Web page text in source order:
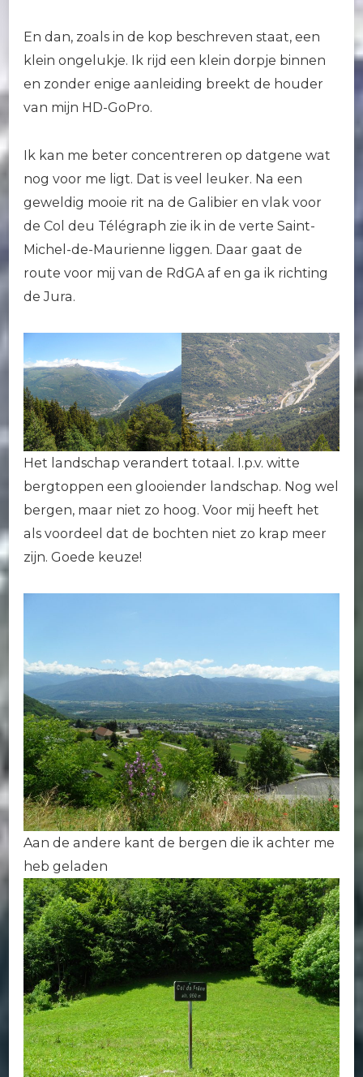
En dan, zoals in de kop beschreven staat, een
klein ongelukje. Ik rijd een klein dorpje binnen
en zonder enige aanleiding breekt de houder
van mijn HD-GoPro.
Ik kan me beter concentreren op datgene wat
nog voor me ligt. Dat is veel leuker. Na een
geweldig mooie rit na de Galibier en vlak voor
de Col deu Télégraph zie ik in de verte Saint-
Michel-de-Maurienne liggen. Daar gaat de
route voor mij van de RdGA af en ga ik richting
de Jura.
Het landschap verandert totaal. I.p.v. witte
bergtoppen een glooiender landschap. Nog wel
bergen, maar niet zo hoog. Voor mij heeft het
als voordeel dat de bochten niet zo krap meer
zijn. Goede keuze!
Aan de andere kant de bergen die ik achter me
heb geladen